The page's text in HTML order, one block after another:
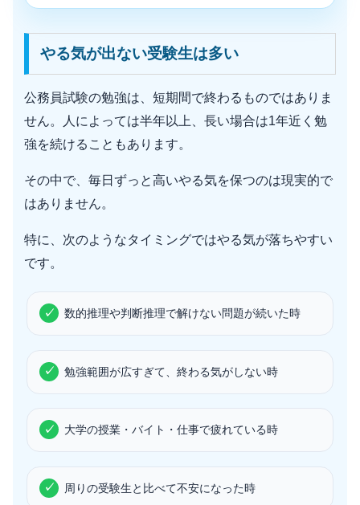
やる気が出ない受験生は多い
公務員試験の勉強は、短期間で終わるものではありま
せん。人によっては半年以上、長い場合は1年近く勉
強を続けることもあります。
その中で、毎日ずっと高いやる気を保つのは現実的で
はありません。
特に、次のようなタイミングではやる気が落ちやすい
です。
数的推理や判断推理で解けない問題が続いた時
勉強範囲が広すぎて、終わる気がしない時
大学の授業・バイト・仕事で疲れている時
周りの受験生と比べて不安になった時